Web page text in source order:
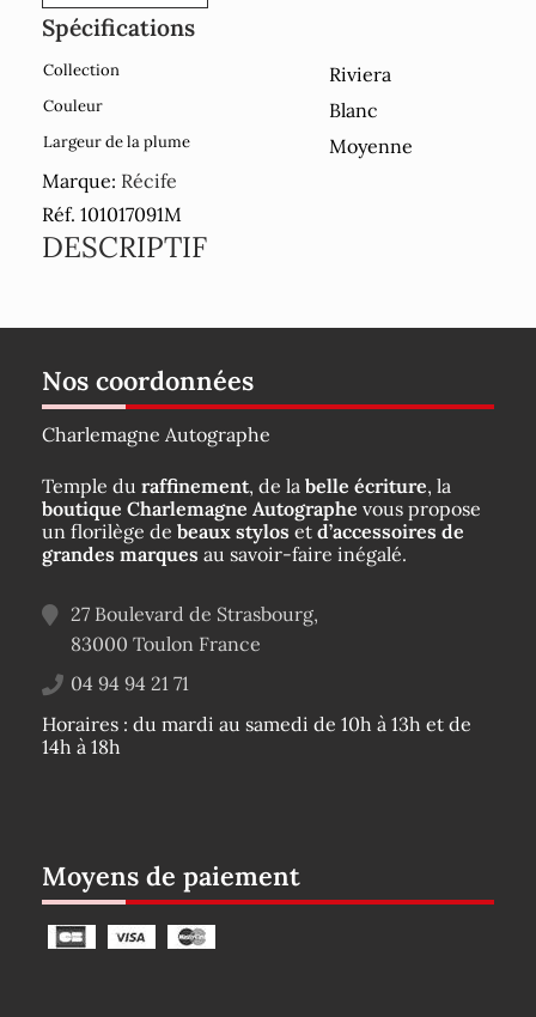
Spécifications
Collection Riviera
Couleur Blanc
Largeur de la plume
Moyenne
Marque: Récife
Réf. 101017091M
DESCRIPTIF
Nos coordonnées
Charlemagne Autographe
Temple du raffinement, de la belle écriture, la
boutique Charlemagne Autographe vous propose
un florilège de beaux stylos et d’accessoires de
grandes marques au savoir-faire inégalé.
27 Boulevard de Strasbourg,
83000 Toulon France
04 94 94 21 71
Horaires : du mardi au samedi de 10h à 13h et de
14h à 18h
Moyens de paiement